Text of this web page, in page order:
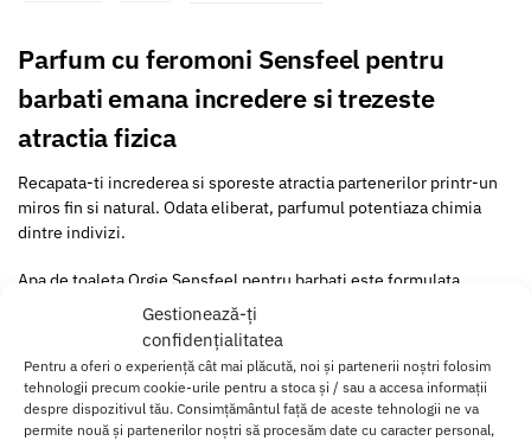
Gestionează-ți
confidențialitatea
Pentru a oferi o experiență cât mai plăcută, noi și partenerii noștri folosim
tehnologii precum cookie-urile pentru a stoca și / sau a accesa informații
despre dispozitivul tău. Consimțământul față de aceste tehnologii ne va
permite nouă și partenerilor noștri să procesăm date cu caracter personal,
Parfum cu feromoni Sensfeel pentru
barbati emana incredere si trezeste
atractia fizica
Recapata-ti increderea si sporeste atractia partenerilor printr-un
miros fin si natural. Odata eliberat, parfumul potentiaza chimia
dintre indivizi.
Apa de toaleta Orgie Sensfeel pentru barbati este formulata
folosind un ingredient natural numit Sensfeel™ for Him, care
actioneaza prin sinergia a doua componente, forskolina (Coleus
forskohlii) si theaflavinele (Camellia sinensis), care stimuleaza
productia de androstadienona, feromonul sexual masculin.